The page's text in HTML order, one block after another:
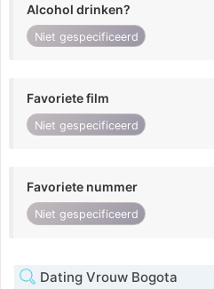
Alcohol drinken?
Niet gespecificeerd
Favoriete film
Niet gespecificeerd
Favoriete nummer
Niet gespecificeerd
Dating Vrouw Bogota